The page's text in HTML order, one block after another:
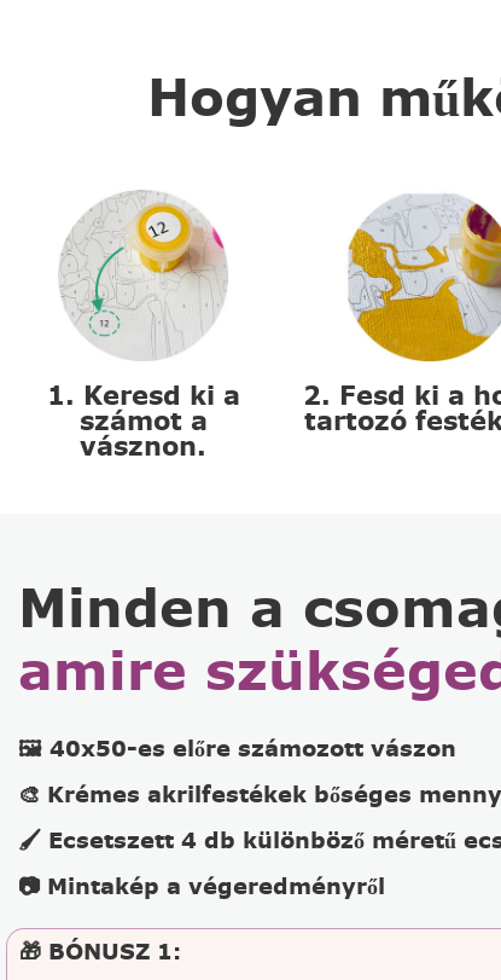
Hogyan
1. Keresd ki a
számot a
vásznon.
2. Fesd ki a
tartozó
Minden a
amire
🖼️ 40x50-es előre számozott vászon
🎨 Krémes akrilfestékek bőséges
🖌️ Ecsetszett 4 db különböző méretű
📷 Mintakép a végeredményről
🎁 BÓNUSZ 1: